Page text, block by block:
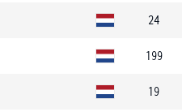
24
199
19